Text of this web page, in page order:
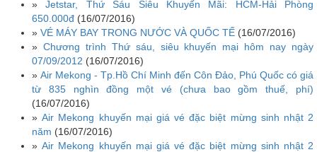
»Jetstar, Thứ Sáu Siêu Khuyến Mãi: HCM-Hải Phòng
650.000đ (16/07/2016)
» VÉ MÁY BAY TRONG NƯỚC VÀ QUỐC TẾ (16/07/2016)
» Chương trình Thứ sáu, siêu khuyến mại hôm nay ngày
07/09/2012 (16/07/2016)
» Air Mekong - Tp.Hồ Chí Minh đến Côn Đảo, Phú Quốc có giá
từ 835 nghìn đồng một vé (chưa bao gồm thuế, phí)
(16/07/2016)
»Air Mekong khuyến mại giá vé đặc biệt mừng sinh nhật 2
năm (16/07/2016)
»Air Mekong khuyến mại giá vé đặc biệt mừng sinh nhật 2